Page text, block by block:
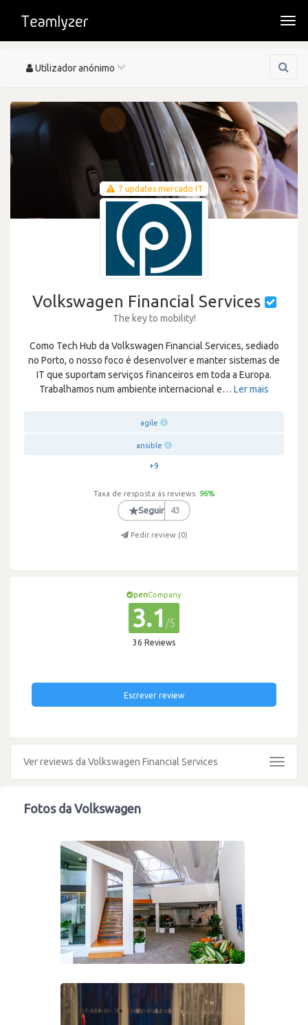
Toggle
Utilizador anónimo
7 updates mercado IT
Volkswagen Financial Services
The key to mobility!
Como Tech Hub da Volkswagen Financial Services, sediado
no Porto, o nosso foco é desenvolver e manter sistemas de
IT que suportam serviços financeiros em toda a Europa.
Trabalhamos num ambiente internacional e… Ler mais
agile
ansible
+9
Taxa de resposta às reviews: 96%
★Seguir 43
Pedir review (0)
penCompany
3.1 /5
36 Reviews
Escrever review
Ver reviews da Volkswagen Financial Services
Toggle
Fotos da Volkswagen